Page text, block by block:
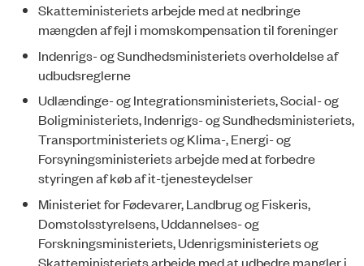
Skatteministeriets arbejde med at nedbringe
mængden af fejl i momskompensation til foreninger
Indenrigs- og Sundhedsministeriets overholdelse af
udbudsreglerne
Udlændinge- og Integrationsministeriets, Social- og
Boligministeriets, Indenrigs- og Sundhedsministeriets,
Transportministeriets og Klima-, Energi- og
Forsyningsministeriets arbejde med at forbedre
styringen af køb af it-tjenesteydelser
Ministeriet for Fødevarer, Landbrug og Fiskeris,
Domstolsstyrelsens, Uddannelses- og
Forskningsministeriets, Udenrigsministeriets og
Skatteministeriets arbejde med at udbedre mangler i